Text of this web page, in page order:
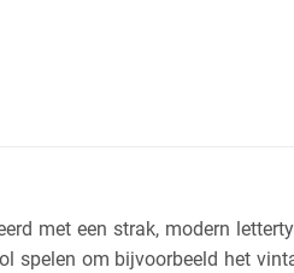
met een strak, modern
spelen om bijvoorbeeld het